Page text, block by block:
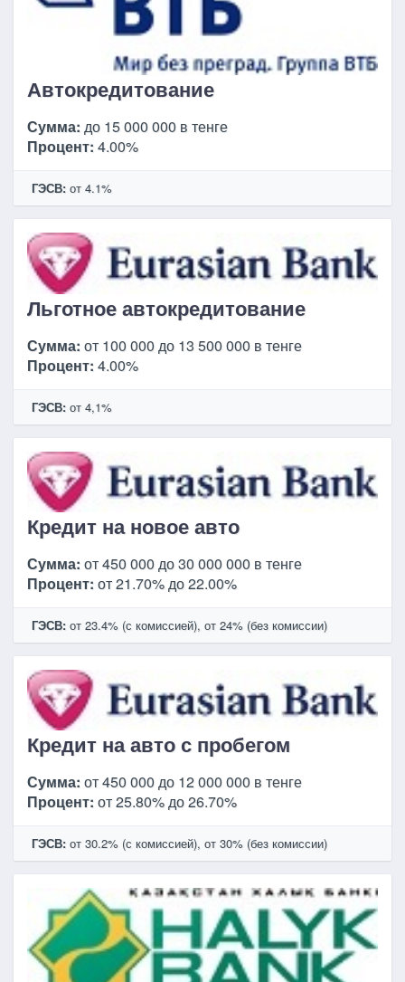
Автокредитование
Сумма: до 15 000 000 в тенге
Процент: 4.00%
ГЭСВ: от 4.1%
Льготное автокредитование
Сумма: от 100 000 до 13 500 000 в тенге
Процент: 4.00%
ГЭСВ: от 4,1%
Кредит на новое авто
Сумма: от 450 000 до 30 000 000 в тенге
Процент: от 21.70% до 22.00%
ГЭСВ: от 23.4% (с комиссией), от 24% (без комиссии)
Кредит на авто с пробегом
Сумма: от 450 000 до 12 000 000 в тенге
Процент: от 25.80% до 26.70%
ГЭСВ: от 30.2% (с комиссией), от 30% (без комиссии)